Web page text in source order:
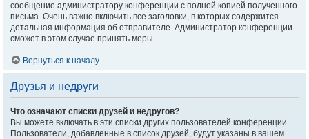
сообщение администратору конференции с полной копией полученного
письма. Очень важно включить все заголовки, в которых содержится
детальная информация об отправителе. Администратор конференции
сможет в этом случае принять меры.
Вернуться к началу
Друзья и недруги
Что означают списки друзей и недругов?
Вы можете включать в эти списки других пользователей конференции.
Пользователи, добавленные в список друзей, будут указаны в вашем